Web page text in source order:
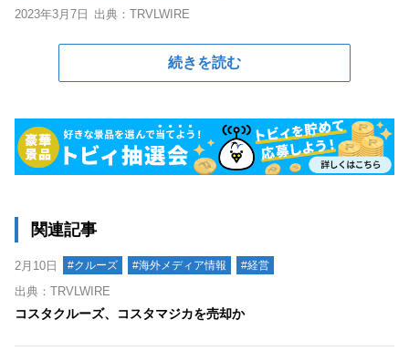
2023年3月7日 出典：TRVLWIRE
続きを読む
関連記事
2月10日 #クルーズ #海外メディア情報 #経営
出典：TRVLWIRE
コスタクルーズ、コスタマジカを売却か